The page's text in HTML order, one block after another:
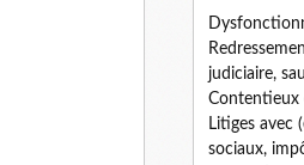
judiciaire,
Contentieux
Litiges avec
sociaux,